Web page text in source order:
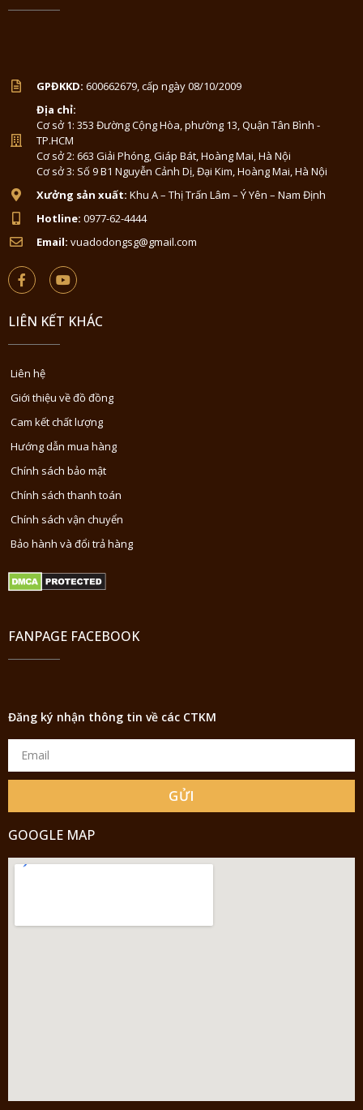
GPĐKKD: 600662679, cấp ngày 08/10/2009
Địa chỉ:
Cơ sở 1: 353 Đường Cộng Hòa, phường 13, Quận Tân Bình -
TP.HCM
Cơ sở 2: 663 Giải Phóng, Giáp Bát, Hoàng Mai, Hà Nội
Cơ sở 3: Số 9 B1 Nguyễn Cảnh Dị, Đại Kim, Hoàng Mai, Hà Nội
Xưởng sản xuất: Khu A – Thị Trấn Lâm – Ý Yên – Nam Định
Hotline: 0977-62-4444
Email: vuadodongsg@gmail.com
LIÊN KẾT KHÁC
Liên hệ
Giới thiệu về đồ đồng
Cam kết chất lượng
Hướng dẫn mua hàng
Chính sách bảo mật
Chính sách thanh toán
Chính sách vận chuyển
Bảo hành và đổi trả hàng
FANPAGE FACEBOOK
Đăng ký nhận thông tin về các CTKM
GỬI
GOOGLE MAP